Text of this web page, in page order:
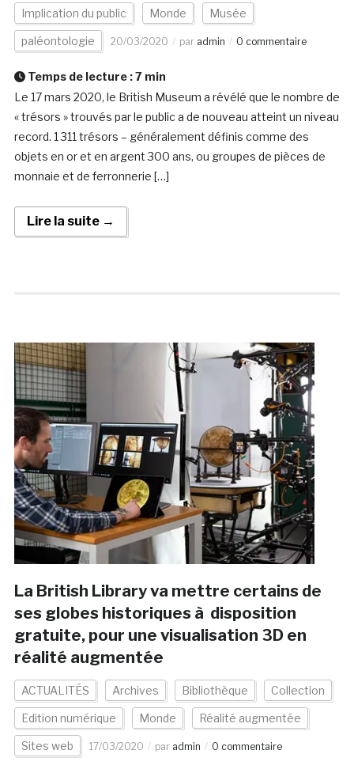
Implication du public Monde Musée
paléontologie 20/03/2020 par admin 0 commentaire
Temps de lecture :7 min
Le 17 mars 2020, le British Museum a révélé que le nombre de
« trésors » trouvés par le public a de nouveau atteint un niveau
record. 1 311 trésors – généralement définis comme des
objets en or et en argent 300 ans, ou groupes de pièces de
monnaie et de ferronnerie […]
Lire la suite →
La British Library va mettre certains de
ses globes historiques à disposition
gratuite, pour une visualisation 3D en
réalité augmentée
ACTUALITÉS Archives Bibliothèque Collection
Edition numérique Monde Réalité augmentée
Sites web 17/03/2020 par admin 0 commentaire